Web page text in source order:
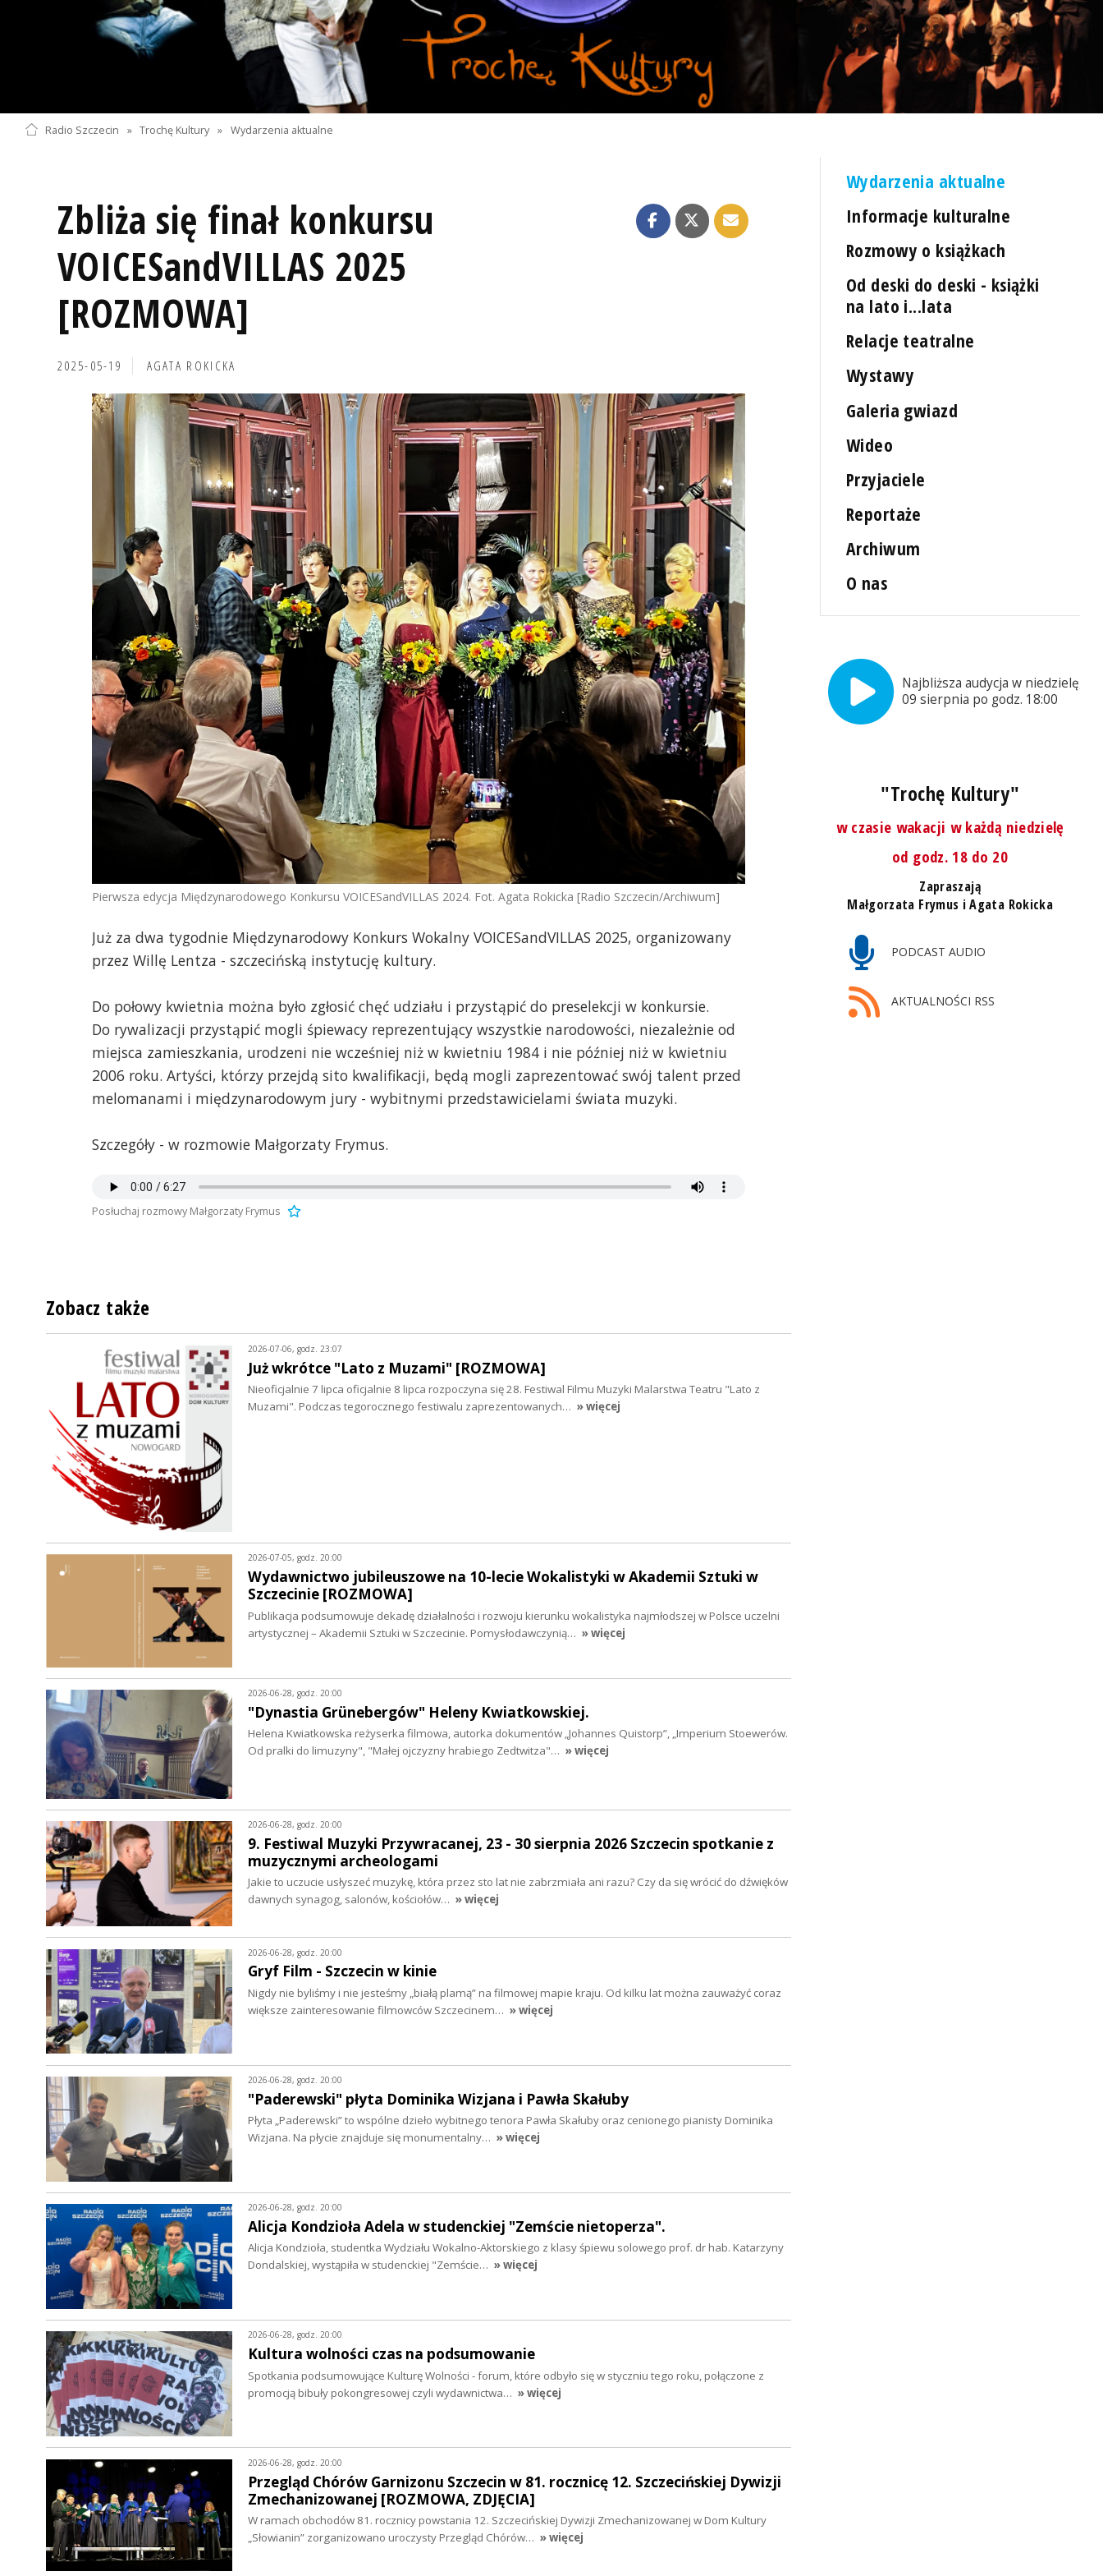
Radio Szczecin » Trochę Kultury » Wydarzenia aktualne
Zbliża się finał konkursu
VOICESandVILLAS 2025
[ROZMOWA]
2025-05-19 AGATA ROKICKA
Pierwsza edycja Międzynarodowego Konkursu VOICESandVILLAS 2024. Fot. Agata Rokicka [Radio Szczecin/Archiwum]
Już za dwa tygodnie Międzynarodowy Konkurs Wokalny VOICESandVILLAS 2025, organizowany
przez Willę Lentza - szczecińską instytucję kultury.
Do połowy kwietnia można było zgłosić chęć udziału i przystąpić do preselekcji w konkursie.
Do rywalizacji przystąpić mogli śpiewacy reprezentujący wszystkie narodowości, niezależnie od
miejsca zamieszkania, urodzeni nie wcześniej niż w kwietniu 1984 i nie później niż w kwietniu
2006 roku. Artyści, którzy przejdą sito kwalifikacji, będą mogli zaprezentować swój talent przed
melomanami i międzynarodowym jury - wybitnymi przedstawicielami świata muzyki.
Szczegóły - w rozmowie Małgorzaty Frymus.
Posłuchaj rozmowy Małgorzaty Frymus
Wydarzenia aktualne
Informacje kulturalne
Rozmowy o książkach
Od deski do deski - książki
na lato i...lata
Relacje teatralne
Wystawy
Galeria gwiazd
Wideo
Przyjaciele
Reportaże
Archiwum
O nas
Najbliższa audycja w niedzielę,
09 sierpnia po godz. 18:00
"Trochę Kultury"
w czasie wakacji w każdą niedzielę
od godz. 18 do 20
Zapraszają
Małgorzata Frymus i Agata Rokicka
PODCAST AUDIO
AKTUALNOŚCI RSS
Zobacz także
2026-07-06, godz. 23:07
Już wkrótce "Lato z Muzami" [ROZMOWA]
Nieoficjalnie 7 lipca oficjalnie 8 lipca rozpoczyna się 28. Festiwal Filmu Muzyki Malarstwa Teatru "Lato z
Muzami". Podczas tegorocznego festiwalu zaprezentowanych… » więcej
2026-07-05, godz. 20:00
Wydawnictwo jubileuszowe na 10-lecie Wokalistyki w Akademii Sztuki w
Szczecinie [ROZMOWA]
Publikacja podsumowuje dekadę działalności i rozwoju kierunku wokalistyka najmłodszej w Polsce uczelni
artystycznej – Akademii Sztuki w Szczecinie. Pomysłodawczynią… » więcej
2026-06-28, godz. 20:00
"Dynastia Grünebergów" Heleny Kwiatkowskiej.
Helena Kwiatkowska reżyserka filmowa, autorka dokumentów „Johannes Quistorp”, „Imperium Stoewerów.
Od pralki do limuzyny", "Małej ojczyzny hrabiego Zedtwitza"… » więcej
2026-06-28, godz. 20:00
9. Festiwal Muzyki Przywracanej, 23 - 30 sierpnia 2026 Szczecin spotkanie z
muzycznymi archeologami
Jakie to uczucie usłyszeć muzykę, która przez sto lat nie zabrzmiała ani razu? Czy da się wrócić do dźwięków
dawnych synagog, salonów, kościołów… » więcej
2026-06-28, godz. 20:00
Gryf Film - Szczecin w kinie
Nigdy nie byliśmy i nie jesteśmy „białą plamą” na filmowej mapie kraju. Od kilku lat można zauważyć coraz
większe zainteresowanie filmowców Szczecinem… » więcej
2026-06-28, godz. 20:00
"Paderewski" płyta Dominika Wizjana i Pawła Skałuby
Płyta „Paderewski” to wspólne dzieło wybitnego tenora Pawła Skałuby oraz cenionego pianisty Dominika
Wizjana. Na płycie znajduje się monumentalny… » więcej
2026-06-28, godz. 20:00
Alicja Kondzioła Adela w studenckiej "Zemście nietoperza".
Alicja Kondzioła, studentka Wydziału Wokalno‑Aktorskiego z klasy śpiewu solowego prof. dr hab. Katarzyny
Dondalskiej, wystąpiła w studenckiej "Zemście… » więcej
2026-06-28, godz. 20:00
Kultura wolności czas na podsumowanie
Spotkania podsumowujące Kulturę Wolności - forum, które odbyło się w styczniu tego roku, połączone z
promocją bibuły pokongresowej czyli wydawnictwa… » więcej
2026-06-28, godz. 20:00
Przegląd Chórów Garnizonu Szczecin w 81. rocznicę 12. Szczecińskiej Dywizji
Zmechanizowanej [ROZMOWA, ZDJĘCIA]
W ramach obchodów 81. rocznicy powstania 12. Szczecińskiej Dywizji Zmechanizowanej w Dom Kultury
„Słowianin” zorganizowano uroczysty Przegląd Chórów… » więcej